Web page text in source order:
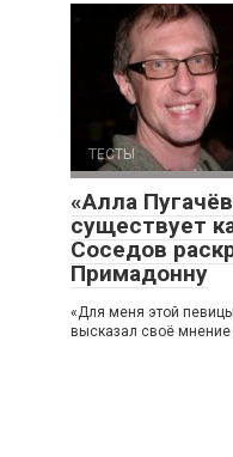
ТЕСТЫ
«Алла
существует
Соседов
Примадонну
«Для меня этой
высказал своё